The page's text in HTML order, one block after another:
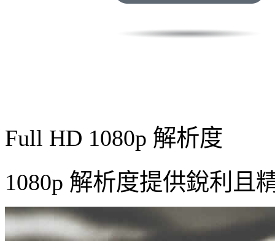
Full HD 1080p 解析度
1080p 解析度提供銳利且